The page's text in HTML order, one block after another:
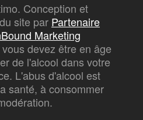
Conception et
site par Partenaire
Marketing
devez être en âge
de l'alcool dans votre
L'abus d'alcool est
santé, à consommer